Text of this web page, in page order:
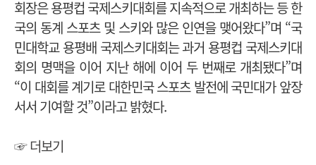
회장은 용평컵 국제스키대회를 지속적으로 개최하는 등 한
국의 동계 스포츠 및 스키와 많은 인연을 맺어왔다”며 “국
민대학교 용평배 국제스키대회는 과거 용평컵 국제스키대
회의 명맥을 이어 지난 해에 이어 두 번째로 개최됐다”며
“이 대회를 계기로 대한민국 스포츠 발전에 국민대가 앞장
서서 기여할 것”이라고 밝혔다.
☞ 더보기